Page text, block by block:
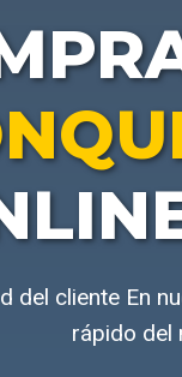
del cliente En
rápido del